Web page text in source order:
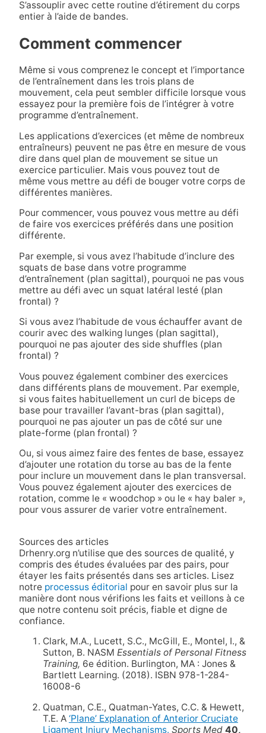
S’assouplir avec cette routine d’étirement du corps
entier à l’aide de bandes.
Comment commencer
Même si vous comprenez le concept et l’importance
de l’entraînement dans les trois plans de
mouvement, cela peut sembler difficile lorsque vous
essayez pour la première fois de l’intégrer à votre
programme d’entraînement.
Les applications d’exercices (et même de nombreux
entraîneurs) peuvent ne pas être en mesure de vous
dire dans quel plan de mouvement se situe un
exercice particulier. Mais vous pouvez tout de
même vous mettre au défi de bouger votre corps de
différentes manières.
Pour commencer, vous pouvez vous mettre au défi
de faire vos exercices préférés dans une position
différente.
Par exemple, si vous avez l’habitude d’inclure des
squats de base dans votre programme
d’entraînement (plan sagittal), pourquoi ne pas vous
mettre au défi avec un squat latéral lesté (plan
frontal) ?
Si vous avez l’habitude de vous échauffer avant de
courir avec des walking lunges (plan sagittal),
pourquoi ne pas ajouter des side shuffles (plan
frontal) ?
Vous pouvez également combiner des exercices
dans différents plans de mouvement. Par exemple,
si vous faites habituellement un curl de biceps de
base pour travailler l’avant-bras (plan sagittal),
pourquoi ne pas ajouter un pas de côté sur une
plate-forme (plan frontal) ?
Ou, si vous aimez faire des fentes de base, essayez
d’ajouter une rotation du torse au bas de la fente
pour inclure un mouvement dans le plan transversal.
Vous pouvez également ajouter des exercices de
rotation, comme le « woodchop » ou le « hay baler »,
pour vous assurer de varier votre entraînement.
Sources des articles
Drhenry.org n’utilise que des sources de qualité, y
compris des études évaluées par des pairs, pour
étayer les faits présentés dans ses articles. Lisez
notre processus éditorial pour en savoir plus sur la
manière dont nous vérifions les faits et veillons à ce
que notre contenu soit précis, fiable et digne de
confiance.
Clark, M.A., Lucett, S.C., McGill, E., Montel, I., &
Sutton, B. NASM Essentials of Personal Fitness
Training, 6e édition. Burlington, MA : Jones &
Bartlett Learning. (2018). ISBN 978-1-284-
16008-6
Quatman, C.E., Quatman-Yates, C.C. & Hewett,
T.E. A ‘Plane’ Explanation of Anterior Cruciate
Ligament Injury Mechanisms. Sports Med 40,